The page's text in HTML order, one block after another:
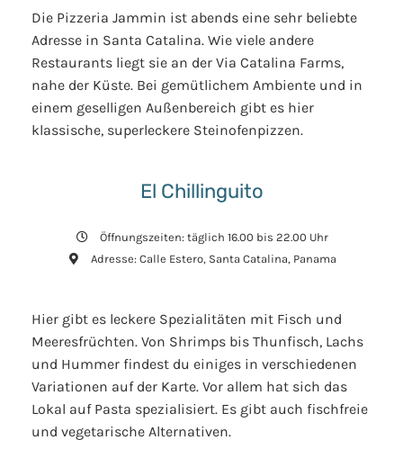
Die Pizzeria Jammin ist abends eine sehr beliebte
Adresse in Santa Catalina. Wie viele andere
Restaurants liegt sie an der Via Catalina Farms,
nahe der Küste. Bei gemütlichem Ambiente und in
einem geselligen Außenbereich gibt es hier
klassische, superleckere Steinofenpizzen.
El Chillinguito
Öffnungszeiten: täglich 16.00 bis 22.00 Uhr
Adresse: Calle Estero, Santa Catalina, Panama
Hier gibt es leckere Spezialitäten mit Fisch und
Meeresfrüchten. Von Shrimps bis Thunfisch, Lachs
und Hummer findest du einiges in verschiedenen
Variationen auf der Karte. Vor allem hat sich das
Lokal auf Pasta spezialisiert. Es gibt auch fischfreie
und vegetarische Alternativen.